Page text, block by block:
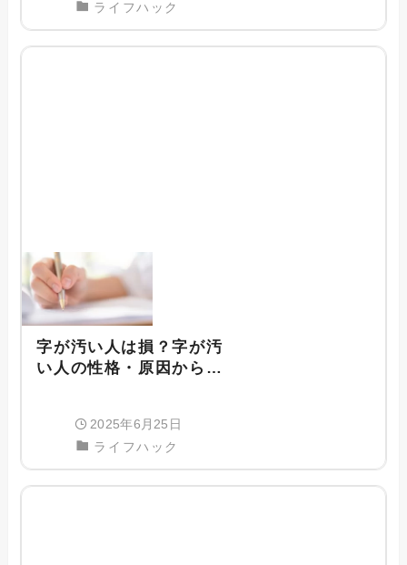
ライフハック
字が汚い人は損？字が汚
い人の性格・原因から字
2025年6月25日
ライフハック